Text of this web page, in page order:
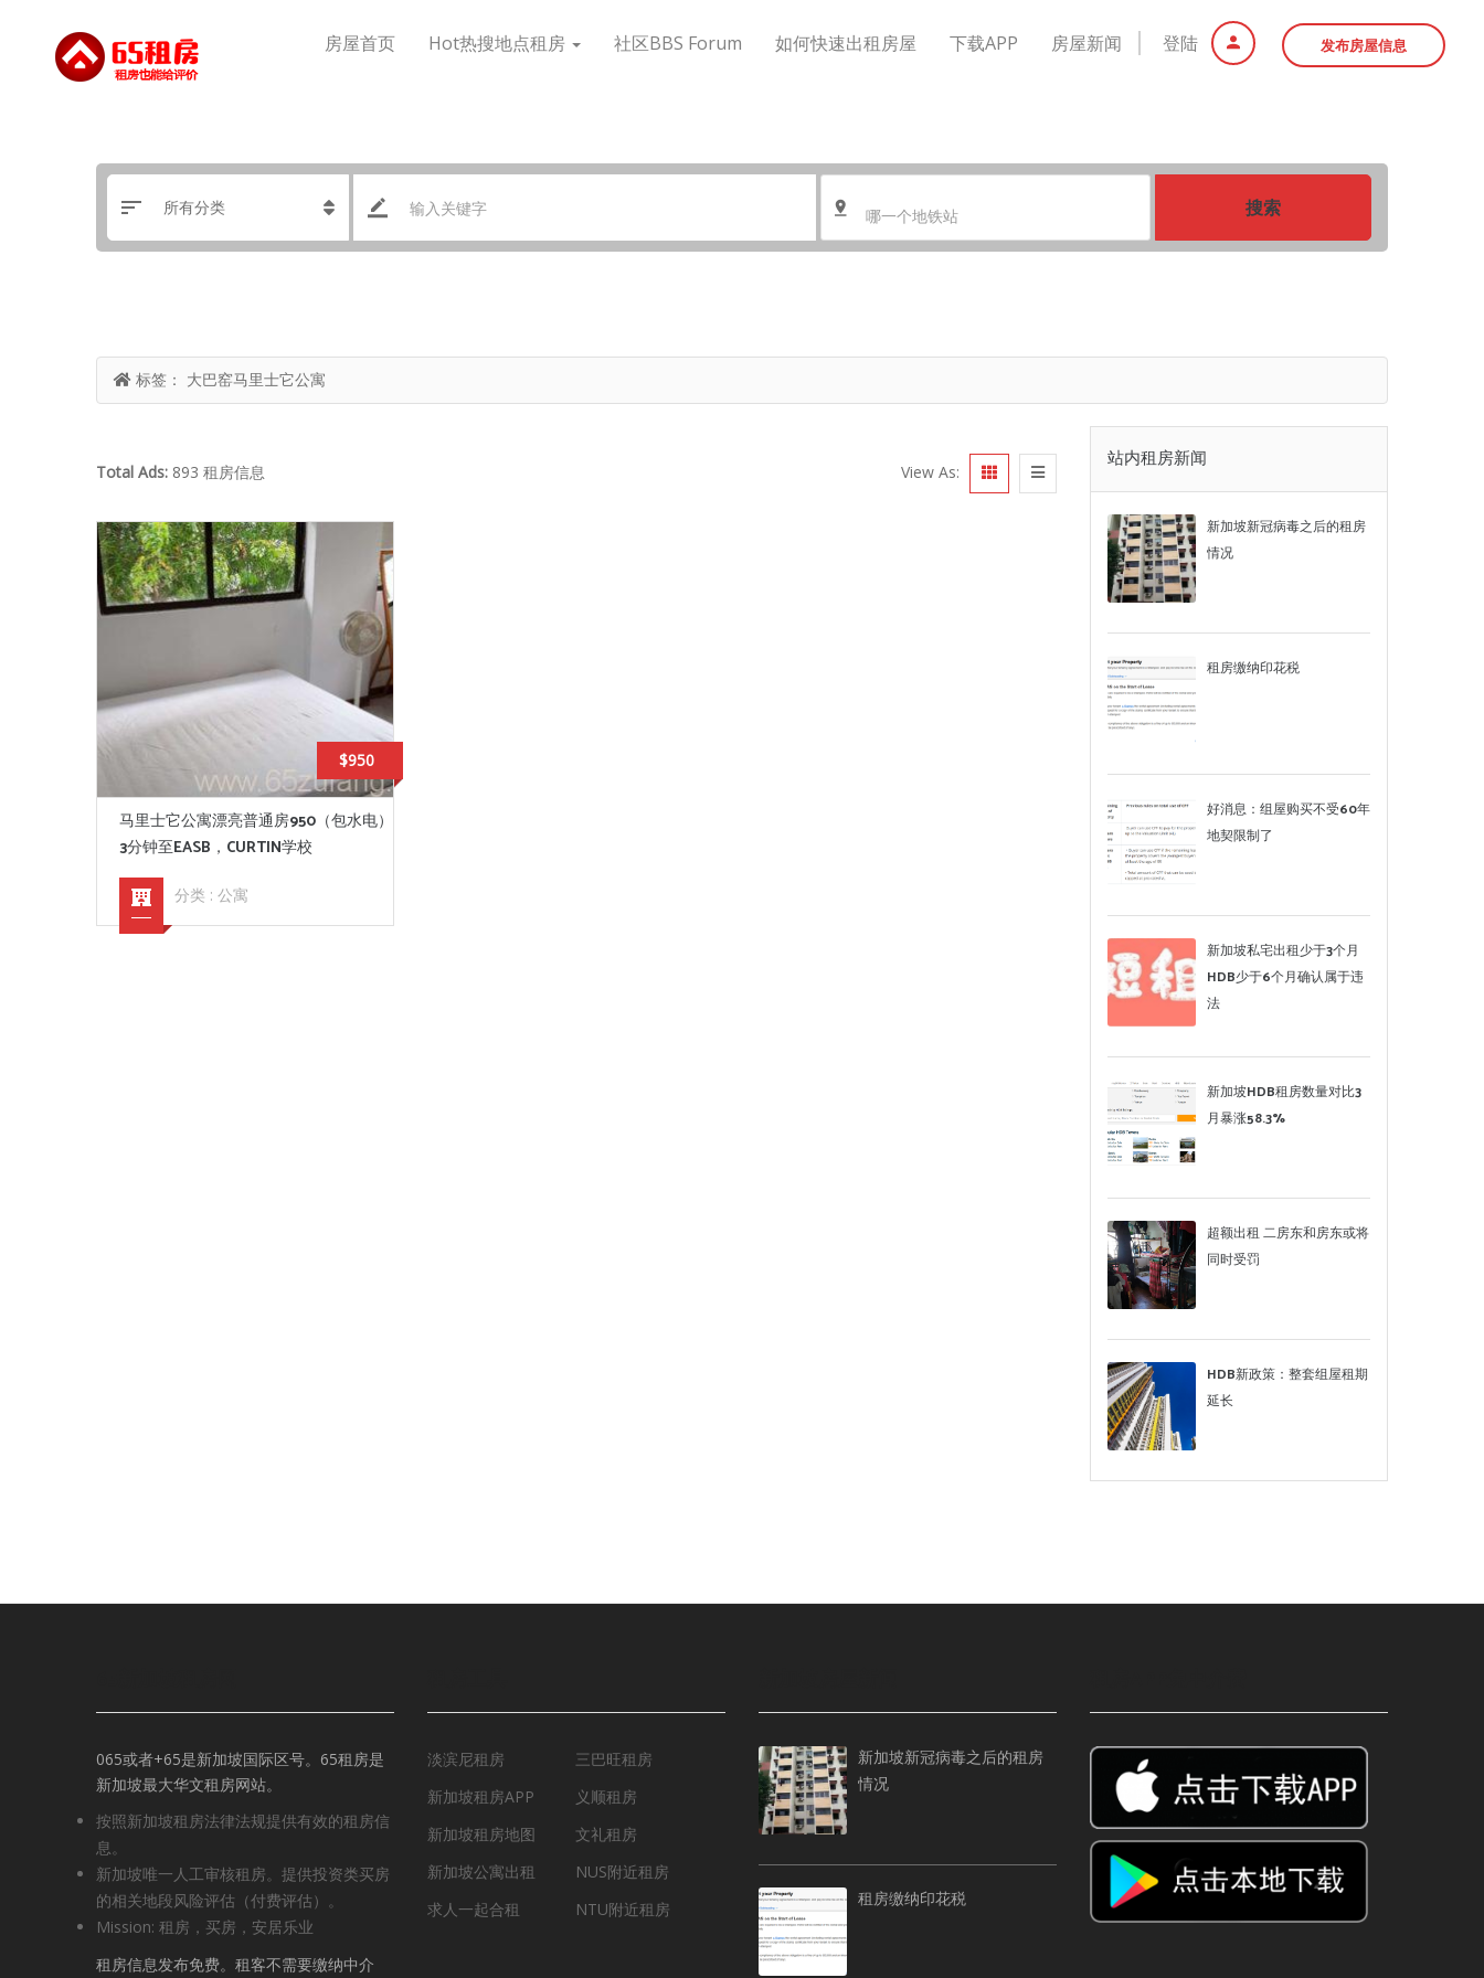
登陆 发布房屋信息
房屋首页 Hot热搜地点租房 社区BBS Forum 如何快速出租房屋 下载APP 房屋新闻
哪一个地铁站 搜索
标签： 大巴窑马里士它公寓
Total Ads: 893 租房信息 View As:
$950
马里士它公寓漂亮普通房950（包水电）
3分钟至EASB，CURTIN学校
分类 : 公寓
站内租房新闻
新加坡新冠病毒之后的租房
情况
租房缴纳印花税
好消息：组屋购买不受60年
地契限制了
新加坡私宅出租少于3个月
HDB少于6个月确认属于违
法
新加坡HDB租房数量对比3
月暴涨58.3%
超额出租 二房东和房东或将
同时受罚
HDB新政策：整套组屋租期
延长
065或者+65是新加坡国际区号。65租房是
新加坡最大华文租房网站。
按照新加坡租房法律法规提供有效的租房信
息。
新加坡唯一人工审核租房。提供投资类买房
的相关地段风险评估（付费评估）。
Mission: 租房，买房，安居乐业
租房信息发布免费。租客不需要缴纳中介
淡滨尼租房
新加坡租房APP
新加坡租房地图
新加坡公寓出租
求人一起合租
三巴旺租房
义顺租房
文礼租房
NUS附近租房
NTU附近租房
新加坡新冠病毒之后的租房
情况
租房缴纳印花税